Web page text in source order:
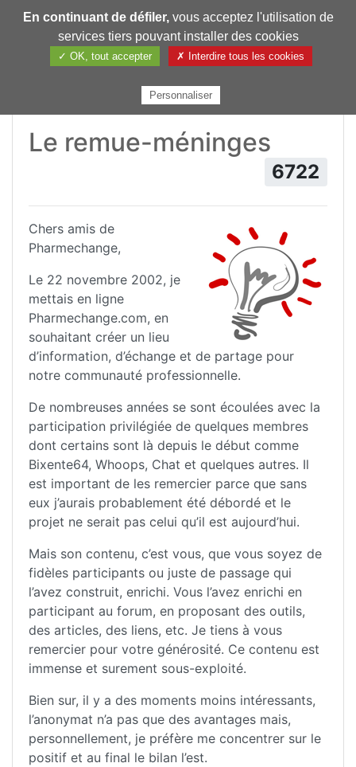
Pharmechange
Le remue-méninges
6722
Chers amis de
Pharmechange,
Le 22 novembre 2002, je
mettais en ligne
Pharmechange.com, en
souhaitant créer un lieu
d’information, d’échange et de partage pour
notre communauté professionnelle.
De nombreuses années se sont écoulées avec la
participation privilégiée de quelques membres
dont certains sont là depuis le début comme
Bixente64, Whoops, Chat et quelques autres. Il
est important de les remercier parce que sans
eux j’aurais probablement été débordé et le
projet ne serait pas celui qu’il est aujourd’hui.
Mais son contenu, c’est vous, que vous soyez de
fidèles participants ou juste de passage qui
l’avez construit, enrichi. Vous l’avez enrichi en
participant au forum, en proposant des outils,
des articles, des liens, etc. Je tiens à vous
remercier pour votre générosité. Ce contenu est
immense et surement sous-exploité.
Bien sur, il y a des moments moins intéressants,
l’anonymat n’a pas que des avantages mais,
personnellement, je préfère me concentrer sur le
positif et au final le bilan l’est.
En continuant de défiler,vous acceptez l'utilisation de
services tiers pouvant installer des cookies
✓ OK, tout accepter ✗ Interdire tous les cookies
Personnaliser